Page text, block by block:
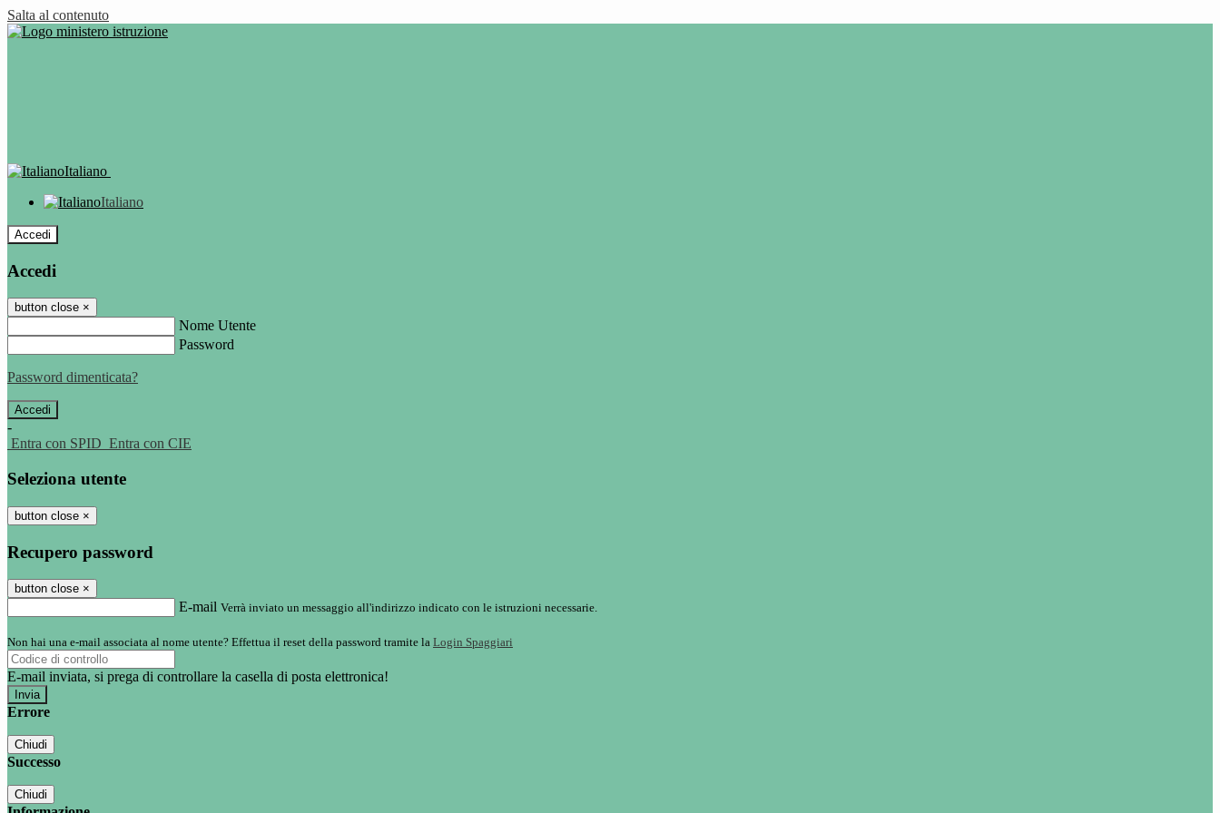
Salta al contenuto
Italiano
Italiano
Accedi
Accedi
button close ×
Nome Utente
Password
Password dimenticata?
-
Entra con SPID Entra con CIE
Seleziona utente
button close ×
Recupero password
button close ×
E-mail Verrà inviato un messaggio all'indirizzo indicato con le istruzioni necessarie.
Non hai una e-mail associata al nome utente? Effettua il reset della password tramite la Login Spaggiari
E-mail inviata, si prega di controllare la casella di posta elettronica!
Errore
Chiudi
Successo
Chiudi